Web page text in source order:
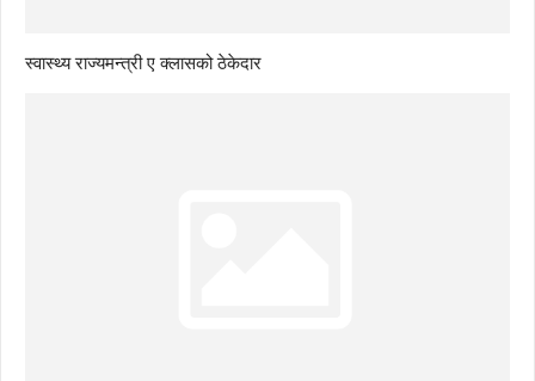
स्वास्थ्य राज्यमन्त्री ए क्लासको ठेकेदार